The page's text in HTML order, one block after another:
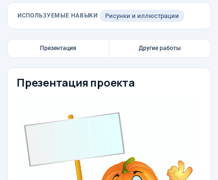
ИСПОЛЬЗУЕМЫЕ НАВЫКИ Рисунки и иллюстрации
Презентация Другие работы
Презентация проекта